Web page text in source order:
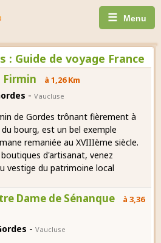
☰ Menu
: Guide de voyage France
Firmin à 1,26 Km
- Vaucluse
de Gordes trônant fièrement à
bourg, est un bel exemple
remaniée au XVIIIème siècle.
d'artisanat, venez
vestige du patrimoine local
Dame de Sénanque
à 3,36
-Vaucluse